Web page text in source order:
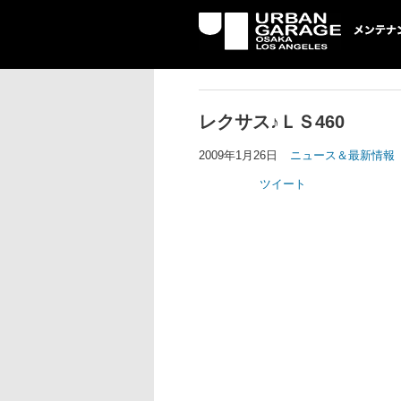
UG メンテナン
レクサス♪ＬＳ460
2009年1月26日 ニュース＆最新情報
ツイート